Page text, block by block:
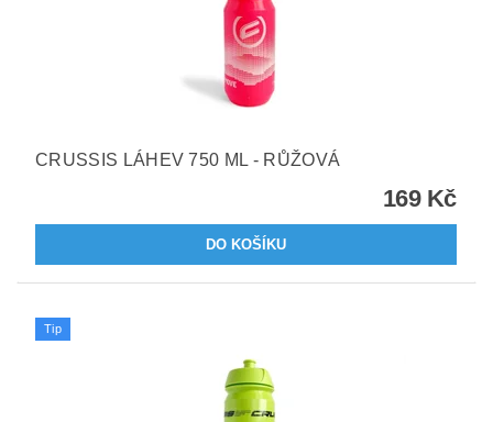
CRUSSIS LÁHEV 750 ML - RŮŽOVÁ
169 Kč
Tip